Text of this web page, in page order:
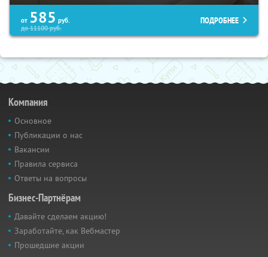
от 585 руб.
до11100руб.
ПОДРОБНЕЕ
Компания
Основное
Публикации о нас
Вакансии
Правила сервиса
Ответы на вопросы
Бизнес-Партнёрам
Давайте сделаем акцию!
Заработайте, как Вебмастер
Прошедшие акции